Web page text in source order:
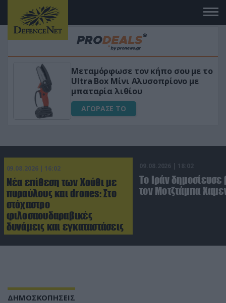
«Μαγική» φόρμουλα τριβόλι + VIP
για αύξηση της λίμπιντο
ΑΓΟΡΑΣΕ ΤΟ
09.08.2026 | 16:02
Νέα επίθεση των Χούθι με
πυραύλους και drones: Στο
στόχαστρο
φιλοσαουδαραβικές
δυνάμεις και εγκαταστάσεις
09.08.2026 | 18:02
Το Ιράν δημοσίευσε
τον Μοτζτάμπα
ΔΗΜΟΣΚΟΠΗΣΕΙΣ